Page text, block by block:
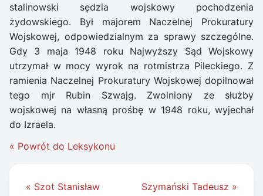
stalinowski sędzia wojskowy pochodzenia
żydowskiego. Był majorem Naczelnej Prokuratury
Wojskowej, odpowiedzialnym za sprawy szczególne.
Gdy 3 maja 1948 roku Najwyższy Sąd Wojskowy
utrzymał w mocy wyrok na rotmistrza Pileckiego. Z
ramienia Naczelnej Prokuratury Wojskowej dopilnował
tego mjr Rubin Szwajg. Zwolniony ze służby
wojskowej na własną prośbę w 1948 roku, wyjechał
do Izraela.
« Powrót do Leksykonu
Nawigacja
« Szot Stanisław Szymański Tadeusz »